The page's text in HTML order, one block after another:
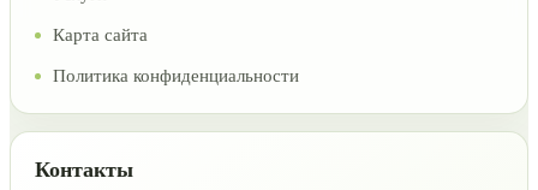
Карта сайта
Политика конфиденциальности
Контакты